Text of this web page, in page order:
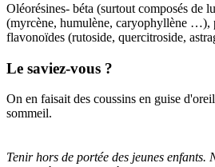
Oléorésines- béta (surtout composés de
(myrcène, humulène, caryophyllène …),
flavonoïdes (rutoside, quercitroside,
Le saviez-vous ?
On en faisait des coussins en guise
sommeil.
Tenir hors de portée des jeunes enfants.